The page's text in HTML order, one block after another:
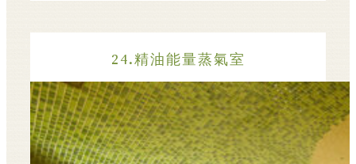
24.精油能量蒸氣室